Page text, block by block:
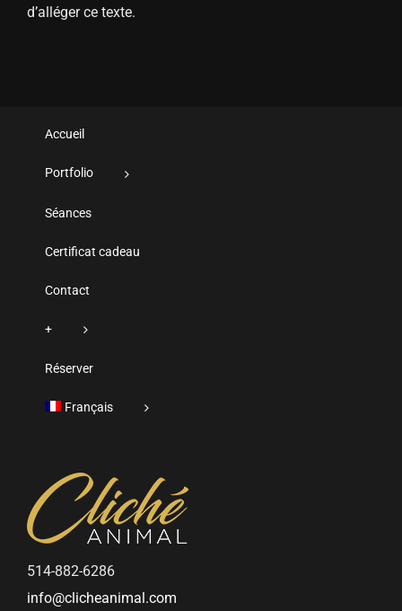
d’alléger ce texte.
Accueil
Portfolio
Séances
Certificat cadeau
Contact
+
Réserver
Français
514-882-6286
info@clicheanimal.com